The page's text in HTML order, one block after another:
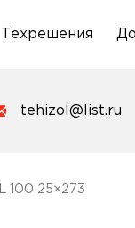
Техрешения
tehizol@list.ru
100 25×273